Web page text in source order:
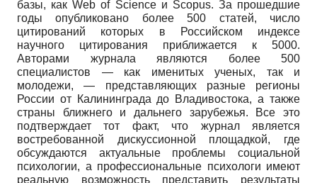
базы, какWeb of Scienceи Scopus. За прошедшие
годы опубликовано более 500 статей, число
цитирований которых в Российском индексе
научного цитирования приближается к 5000.
Авторами журнала являются более 500
специалистов — как именитых ученых, так и
молодежи, — представляющих разные регионы
России от Калининграда до Владивостока, а также
страны ближнего и дальнего зарубежья. Все это
подтверждает тот факт, что журнал является
востребованной дискуссионной площадкой, где
обсуждаются актуальные проблемы социальной
психологии, а профессиональные психологи имеют
реальную возможность представить результаты